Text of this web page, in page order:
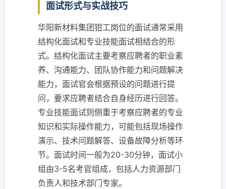
面试形式与实战技巧
华阳新材料集团钳工岗位的面试通常采用
结构化面试和专业技能面试相结合的形
式。结构化面试主要考察应聘者的职业素
养、沟通能力、团队协作能力和问题解决
能力，面试官会根据预设的问题进行提
问，要求应聘者结合自身经历进行回答。
专业技能面试则侧重于考察应聘者的专业
知识和实际操作能力，可能包括现场操作
演示、技术问题解答、设备故障分析等环
节。面试时间一般为20-30分钟，面试小
组由3-5名考官组成，包括人力资源部门
负责人和技术部门专家。